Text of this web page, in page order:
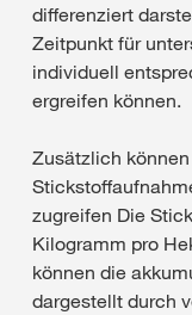
differenziert
Zeitpunkt für
individuell
ergreifen können.
Zusätzlich
zugreifen Die
Kilogramm pro
können die
dargestellt durch